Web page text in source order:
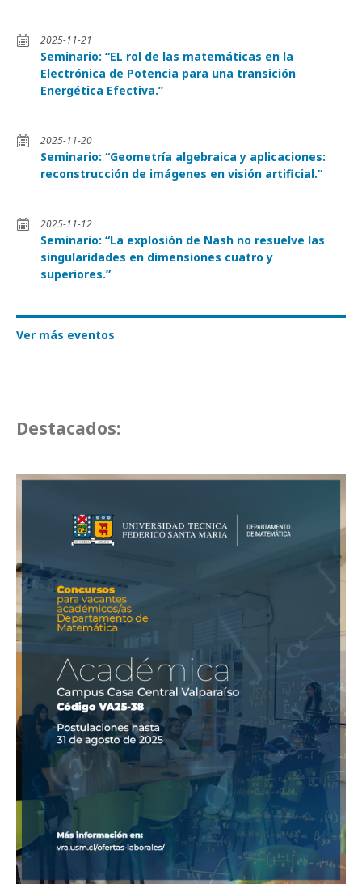
2025-11-21
Seminario: “EL rol de las matemáticas en la
Electrónica de Potencia para una transición
Energética Efectiva.”
2025-11-20
Seminario: “Geometría algebraica y aplicaciones:
reconstrucción de imágenes en visión artificial.”
2025-11-12
Seminario: “La explosión de Nash no resuelve las
singularidades en dimensiones cuatro y
superiores.”
Ver más eventos
Destacados: